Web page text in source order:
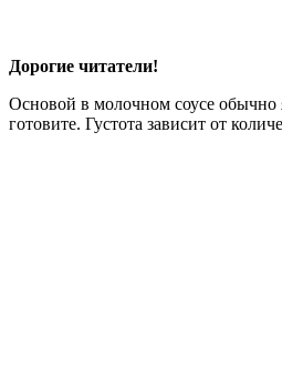
Дорогие читатели!
Основой в молочном соусе обычно
готовите. Густота зависит от